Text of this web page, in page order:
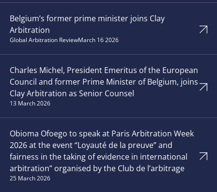
Belgium’s former prime minister joins Clay
Arbitration
Global Arbitration ReviewMarch 16 2026
Charles Michel, President Emeritus of the European
Council and former Prime Minister of Belgium, joins
Clay Arbitration as Senior Counsel
13 March 2026
Obioma Ofoego to speak at Paris Arbitration Week
2026 at the event “Loyauté de la preuve” and
fairness in the taking of evidence in international
arbitration” organised by the Club de l’arbitrage
25 March 2026